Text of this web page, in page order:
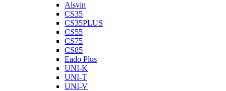
Alsvin
CS35
CS35PLUS
CS55
CS75
CS85
Eado Plus
UNI-K
UNI-T
UNI-V